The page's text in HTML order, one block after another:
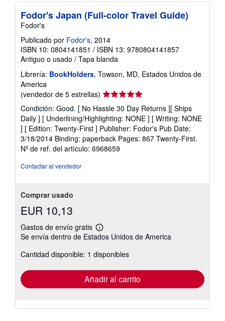
Fodor's Japan (Full-color Travel Guide)
Fodor's
Publicado por Fodor's, 2014
ISBN 10: 0804141851 / ISBN 13: 9780804141857
Antiguo o usado / Tapa blanda
Librería: BookHolders, Towson, MD, Estados Unidos de
America
(vendedor de 5 estrellas) Calificación
del
vendedor:
5
de
5
estrellas
Condición: Good. [ No Hassle 30 Day Returns ][ Ships
Daily ] [ Underlining/Highlighting: NONE ] [ Writing: NONE
] [ Edition: Twenty-First ] Publisher: Fodor's Pub Date:
3/18/2014 Binding: paperback Pages: 867 Twenty-First.
Nº de ref. del artículo: 6968659
Contactar al vendedor
Comprar usado
EUR 10,13
Gastos de envío gratis
Más
información
las
tarifas
envío
Se envía dentro de Estados Unidos de America
Cantidad disponible: 1 disponibles
Añadir al carrito